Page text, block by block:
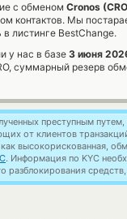
с обменом Cronos
контактов. Мы
листинге BestChange.
у нас в базе 3 июня
суммарный резерв
преступным
от клиентов
высокорискованная,
. Информация по KYC